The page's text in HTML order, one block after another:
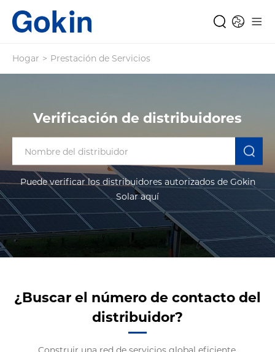
Hogar > Prestación de Servicios
Verificación de distribuidores
Puede verificar los distribuidores autorizados de Gokin
Solar aquí
¿Buscar el número de contacto del
distribuidor?